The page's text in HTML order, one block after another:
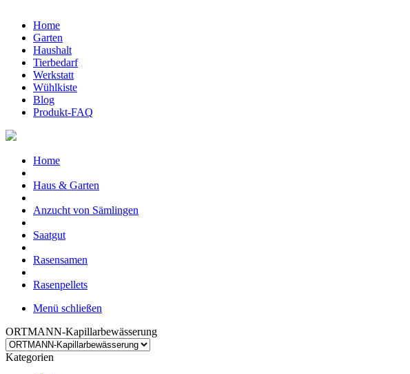
Home
Garten
Haushalt
Tierbedarf
Werkstatt
Wühlkiste
Blog
Produkt-FAQ
Home
Haus & Garten
Anzucht von Sämlingen
Saatgut
Rasensamen
Rasenpellets
Menü schließen
ORTMANN-Kapillarbewässerung
Kategorien